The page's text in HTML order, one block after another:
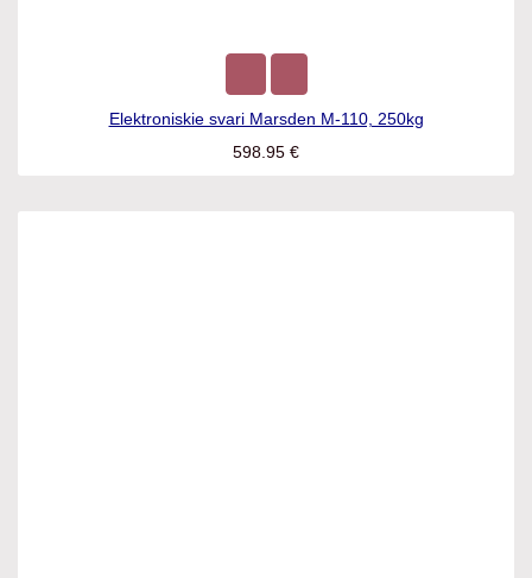
Elektroniskie svari Marsden M-110, 250kg
598.95€